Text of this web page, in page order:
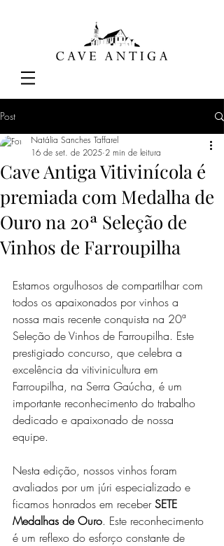
Post
Cave Antiga Vitivinícola é
premiada com Medalha de
Ouro na 20ª Seleção de
Vinhos de Farroupilha
Natália Sanches Taffarel
16 de set. de 2025 2 min de leitura
Estamos orgulhosos de compartilhar com
todos os apaixonados por vinhos a
nossa mais recente conquista na 20ª
Seleção de Vinhos de Farroupilha. Este
prestigiado concurso, que celebra a
excelência da vitivinicultura em
Farroupilha, na Serra Gaúcha, é um
importante reconhecimento do trabalho
dedicado e apaixonado de nossa
equipe.
Nesta edição, nossos vinhos foram
avaliados por um júri especializado e
ficamos honrados em receber SETE
Medalhas de Ouro. Este reconhecimento
é um reflexo do esforço constante de